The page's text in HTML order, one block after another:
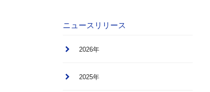
ニュースリリース
2026年
2025年